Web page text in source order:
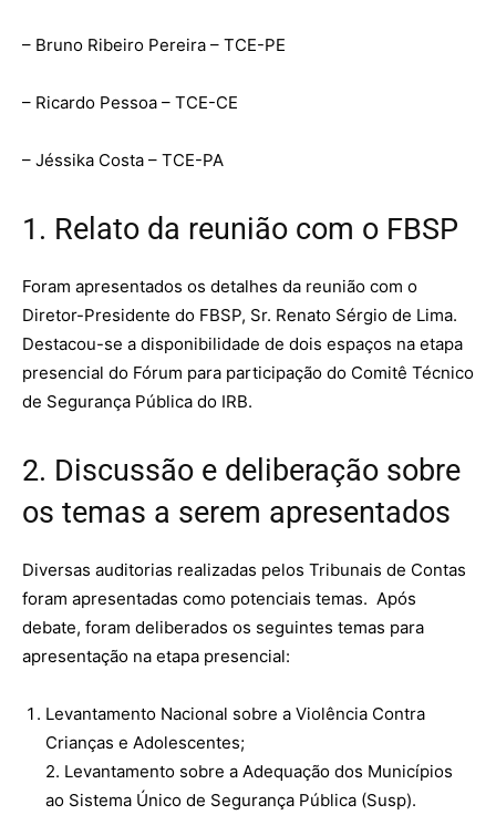
– Bruno Ribeiro Pereira – TCE-PE
– Ricardo Pessoa – TCE-CE
– Jéssika Costa – TCE-PA
1. Relato da reunião com o FBSP
Foram apresentados os detalhes da reunião com o
Diretor-Presidente do FBSP, Sr. Renato Sérgio de Lima.
Destacou-se a disponibilidade de dois espaços na etapa
presencial do Fórum para participação do Comitê Técnico
de Segurança Pública do IRB.
2. Discussão e deliberação sobre
os temas a serem apresentados
Diversas auditorias realizadas pelos Tribunais de Contas
foram apresentadas como potenciais temas. Após
debate, foram deliberados os seguintes temas para
apresentação na etapa presencial:
Levantamento Nacional sobre a Violência Contra
Crianças e Adolescentes;
2. Levantamento sobre a Adequação dos Municípios
ao Sistema Único de Segurança Pública (Susp).